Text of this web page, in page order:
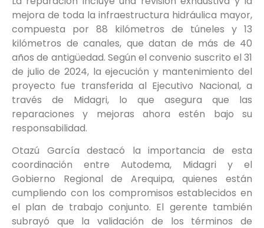
mejora de toda la infraestructura hidráulica mayor,
compuesta por 88 kilómetros de túneles y 13
kilómetros de canales, que datan de más de 40
años de antigüedad. Según el convenio suscrito el 31
de julio de 2024, la ejecución y mantenimiento del
proyecto fue transferida al Ejecutivo Nacional, a
través de Midagri, lo que asegura que las
reparaciones y mejoras ahora estén bajo su
responsabilidad.
Otazú García destacó la importancia de esta
coordinación entre Autodema, Midagri y el
Gobierno Regional de Arequipa, quienes están
cumpliendo con los compromisos establecidos en
el plan de trabajo conjunto. El gerente también
subrayó que la validación de los términos de